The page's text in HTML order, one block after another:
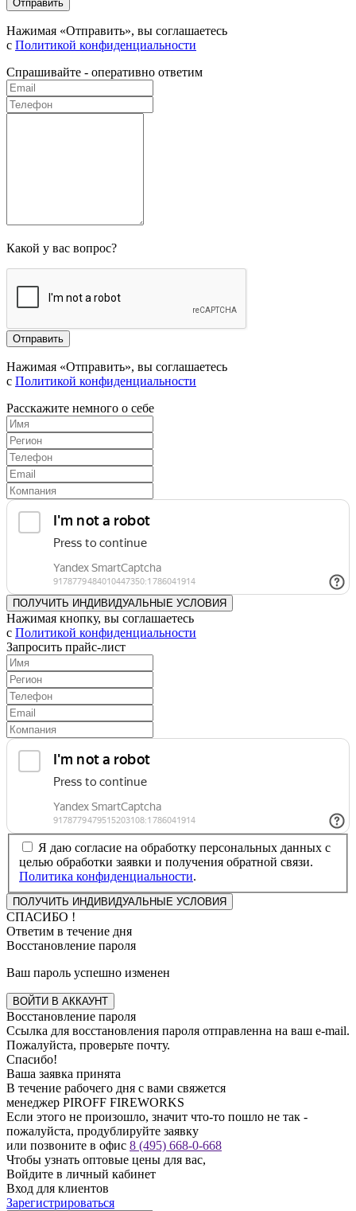
Нажимая «Отправить», вы соглашаетесь
с Политикой конфиденциальности
Спрашивайте - оперативно ответим
Какой у вас вопрос?
Отправить
Нажимая «Отправить», вы соглашаетесь
с Политикой конфиденциальности
Расскажите немного о себе
Нажимая кнопку, вы соглашаетесь
с Политикой конфиденциальности
Запросить прайс-лист
Я даю согласие на обработку персональных данных с
целью обработки заявки и получения обратной связи.
Политика конфиденциальности.
СПАСИБО !
Ответим в течение дня
Восстановление пароля
Ваш пароль успешно изменен
ВОЙТИ В АККАУНТ
Восстановление пароля
Ссылка для восстановления пароля отправленна на ваш e-mail.
Пожалуйста, проверьте почту.
Спасибо!
Ваша заявка принята
В течение рабочего дня с вами свяжется
менеджер PIROFF FIREWORKS
Если этого не произошло, значит что-то пошло не так -
пожалуйста, продублируйте заявку
или позвоните в офис 8 (495) 668-0-668
Чтобы узнать оптовые цены для вас,
Войдите в личный кабинет
Вход для клиентов
Зарегистрироваться